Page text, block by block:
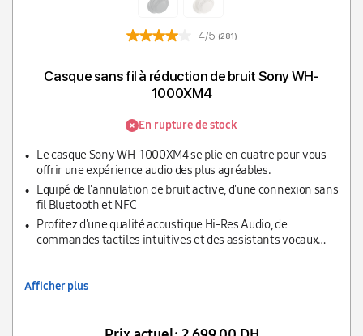
4/5 (281)
Casque sans fil à réduction de bruit Sony WH-
1000XM4
En rupture de stock
Le casque Sony WH-1000XM4 se plie en quatre pour vous
offrir une expérience audio des plus agréables.
Equipé de l'annulation de bruit active, d'une connexion sans
fil Bluetooth et NFC
Profitez d'une qualité acoustique Hi-Res Audio, de
commandes tactiles intuitives et des assistants vocaux
Afficher plus